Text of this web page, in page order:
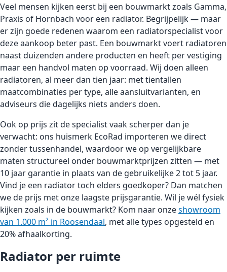
Veel mensen kijken eerst bij een bouwmarkt zoals Gamma,
Praxis of Hornbach voor een radiator. Begrijpelijk — maar
er zijn goede redenen waarom een radiatorspecialist voor
deze aankoop beter past. Een bouwmarkt voert radiatoren
naast duizenden andere producten en heeft per vestiging
maar een handvol maten op voorraad. Wij doen alleen
radiatoren, al meer dan tien jaar: met tientallen
maatcombinaties per type, alle aansluitvarianten, en
adviseurs die dagelijks niets anders doen.
Ook op prijs zit de specialist vaak scherper dan je
verwacht: ons huismerk EcoRad importeren we direct
zonder tussenhandel, waardoor we op vergelijkbare
maten structureel onder bouwmarktprijzen zitten — met
10 jaar garantie in plaats van de gebruikelijke 2 tot 5 jaar.
Vind je een radiator toch elders goedkoper? Dan matchen
we de prijs met onze laagste prijsgarantie. Wil je wél fysiek
kijken zoals in de bouwmarkt? Kom naar onzeshowroom
van 1.000 m² in Roosendaal, met alle types opgesteld en
20% afhaalkorting.
Radiator per ruimte